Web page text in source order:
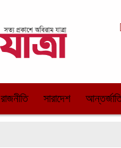
রাজনীতি সারাদেশ